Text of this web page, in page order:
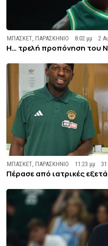
ΜΠΑΣΚΕΤ ,ΠΑΡΑΣΚΗΝΙΟ 8:02 μμ 2
Η… τρελή προπόνηση του
ΜΠΑΣΚΕΤ ,ΠΑΡΑΣΚΗΝΙΟ 11:23 μμ
Πέρασε από ιατρικές